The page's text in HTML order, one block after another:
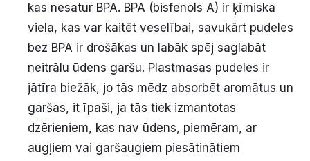
kas nesatur BPA. BPA (bisfenols A) ir ķīmiska
viela, kas var kaitēt veselībai, savukārt pudeles
bez BPA ir drošākas un labāk spēj saglabāt
neitrālu ūdens garšu. Plastmasas pudeles ir
jātīra biežāk, jo tās mēdz absorbēt aromātus un
garšas, it īpaši, ja tās tiek izmantotas
dzērieniem, kas nav ūdens, piemēram, ar
augļiem vai garšaugiem piesātinātiem